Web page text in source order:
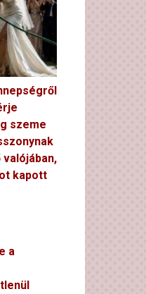
szeme
kapott
a